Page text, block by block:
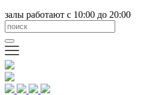
залы работают с 10:00 до 20:00